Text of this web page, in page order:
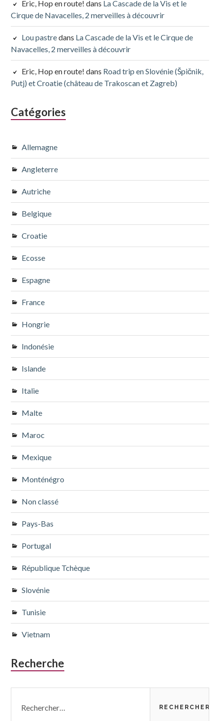
Eric, Hop en route! dans La Cascade de la Vis et le
Cirque de Navacelles, 2 merveilles à découvrir
Lou pastredans La Cascade de la Vis et le Cirque de
Navacelles, 2 merveilles à découvrir
Eric, Hop en route! dans Road trip en Slovénie (Špičnik,
Putj) et Croatie (château de Trakoscan et Zagreb)
Catégories
Allemagne
Angleterre
Autriche
Belgique
Croatie
Ecosse
Espagne
France
Hongrie
Indonésie
Islande
Italie
Malte
Maroc
Mexique
Monténégro
Non classé
Pays-Bas
Portugal
République Tchèque
Slovénie
Tunisie
Vietnam
Recherche